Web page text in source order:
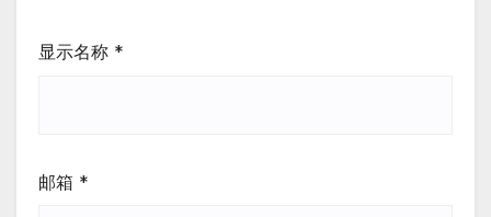
显示名称 *
邮箱 *